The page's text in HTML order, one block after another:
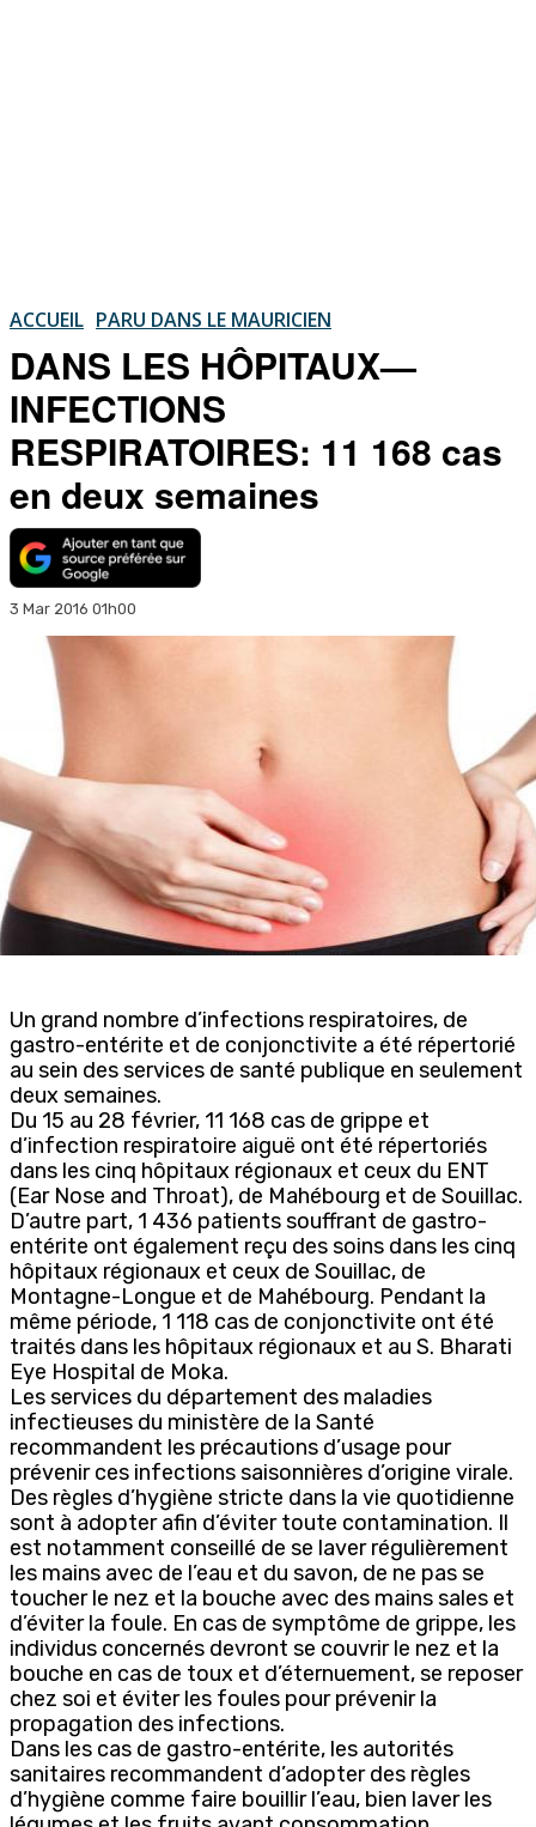
ACCUEIL PARU DANS LE MAURICIEN
DANS LES HÔPITAUX—
INFECTIONS
RESPIRATOIRES: 11 168 cas
en deux semaines
3 Mar 2016 01h00
Un grand nombre d’infections respiratoires, de
gastro-entérite et de conjonctivite a été répertorié
au sein des services de santé publique en seulement
deux semaines.
Du 15 au 28 février, 11 168 cas de grippe et
d’infection respiratoire aiguë ont été répertoriés
dans les cinq hôpitaux régionaux et ceux du ENT
(Ear Nose and Throat), de Mahébourg et de Souillac.
D’autre part, 1 436 patients souffrant de gastro-
entérite ont également reçu des soins dans les cinq
hôpitaux régionaux et ceux de Souillac, de
Montagne-Longue et de Mahébourg. Pendant la
même période, 1 118 cas de conjonctivite ont été
traités dans les hôpitaux régionaux et au S. Bharati
Eye Hospital de Moka.
Les services du département des maladies
infectieuses du ministère de la Santé
recommandent les précautions d’usage pour
prévenir ces infections saisonnières d’origine virale.
Des règles d’hygiène stricte dans la vie quotidienne
sont à adopter afin d’éviter toute contamination. Il
est notamment conseillé de se laver régulièrement
les mains avec de l’eau et du savon, de ne pas se
toucher le nez et la bouche avec des mains sales et
d’éviter la foule. En cas de symptôme de grippe, les
individus concernés devront se couvrir le nez et la
bouche en cas de toux et d’éternuement, se reposer
chez soi et éviter les foules pour prévenir la
propagation des infections.
Dans les cas de gastro-entérite, les autorités
sanitaires recommandent d’adopter des règles
d’hygiène comme faire bouillir l’eau, bien laver les